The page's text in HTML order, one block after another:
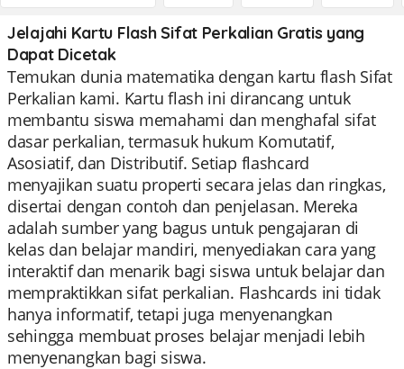
Jelajahi Kartu Flash Sifat Perkalian Gratis yang
Dapat Dicetak
Temukan dunia matematika dengan kartu flash Sifat
Perkalian kami. Kartu flash ini dirancang untuk
membantu siswa memahami dan menghafal sifat
dasar perkalian, termasuk hukum Komutatif,
Asosiatif, dan Distributif. Setiap flashcard
menyajikan suatu properti secara jelas dan ringkas,
disertai dengan contoh dan penjelasan. Mereka
adalah sumber yang bagus untuk pengajaran di
kelas dan belajar mandiri, menyediakan cara yang
interaktif dan menarik bagi siswa untuk belajar dan
mempraktikkan sifat perkalian. Flashcards ini tidak
hanya informatif, tetapi juga menyenangkan
sehingga membuat proses belajar menjadi lebih
menyenangkan bagi siswa.